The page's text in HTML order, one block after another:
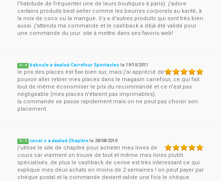
l'habitude de fréquenter une de leurs boutiques à paris). j'adore
certains produits best seller comme les beurres corporels au karité, à
la noix de coco ou la mangue. il y a d'autres produits qui sont très bien
aussi. j'attends ma commande et le cashback a déjà été validé pour
une commande du jour. site à mettre dans ses favoris web!
5 / 5 baboule a évalué Carrefour Spectacles le19/10/2011
le prix des places est fixe bien sur, mais j'ai apprécié de
pouvoir aller retirer mes places dans le magasin carrefour, ce qui fait
tout de même économiser le prix du recommandé et ce n'est pas
négligeable (mes places n'étaient pas imprimables).
la commande se passe rapidement mais on ne peut pas choisir son
placement.
5 / 5 cesar.s a évalué Chapitre le 28/08/2010
j'utilise le site de chapitre pour acheter mes livres de
cours car vraiment on trouve de tout et même mes livres plutôt
spécialisés. de plus le cashback de cerise est très interessant ce qui
explique mes deux achats en moins de 2 semaines ! on peut payer par
chèque postal et la commande devient valide une fois le chèque